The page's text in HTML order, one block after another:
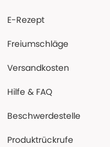
E-Rezept
Freiumschläge
Versandkosten
Hilfe & FAQ
Beschwerdestelle
Produktrückrufe